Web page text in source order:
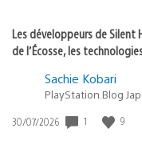
Les développeurs de Silent
de l’Écosse, les
Sachie Kobari
PlayStation.Blog
Date
30/07/2026 1 9